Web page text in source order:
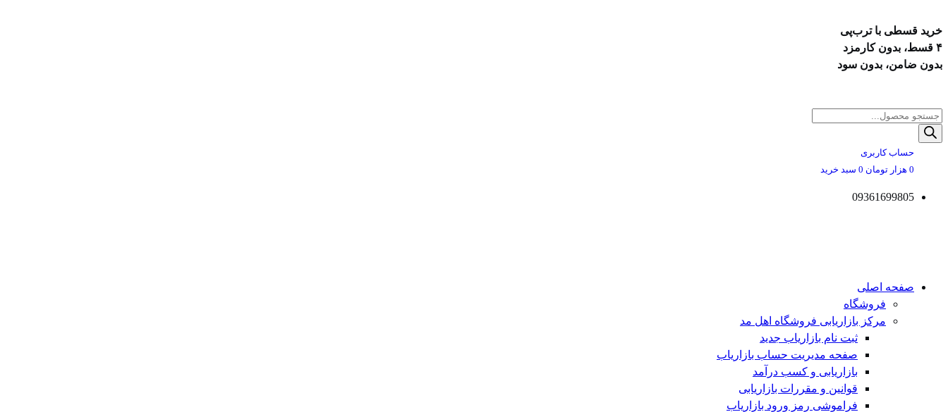
خرید قسطی با ترب‌پی
۴ قسط، بدون کارمزد
بدون ضامن، بدون سود
به
محتوا
Products
search
حساب کاربری
0 هزار تومان 0 سبد خرید
09361699805
صفحه اصلی
فروشگاه
مرکز بازاریابی فروشگاه اهل مد
ثبت نام بازاریاب جدید
صفحه مدیریت حساب بازاریاب
بازاریابی و کسب درآمد
قوانین و مقررات بازاریابی
فراموشی رمز ورود بازاریاب